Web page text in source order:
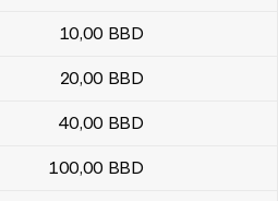
10,00 BBD
20,00 BBD
40,00 BBD
100,00 BBD